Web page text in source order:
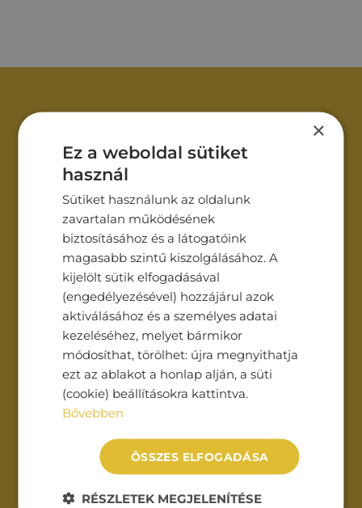
kapcsolatot!
Név*
Cégnév
Email*
Telefonszám*
Üzenet*
×
Ez a weboldal sütiket
használ
Sütiket használunk az oldalunk
zavartalan működésének
biztosításához és a látogatóink
magasabb szintű kiszolgálásához. A
kijelölt sütik elfogadásával
(engedélyezésével) hozzájárul azok
aktiválásához és a személyes adatai
kezeléséhez, melyet bármikor
módosíthat, törölhet: újra megnyithatja
ezt az ablakot a honlap alján, a süti
(cookie) beállításokra kattintva.
Bővebben
ÖSSZES ELFOGADÁSA
RÉSZLETEK MEGJELENÍTÉSE